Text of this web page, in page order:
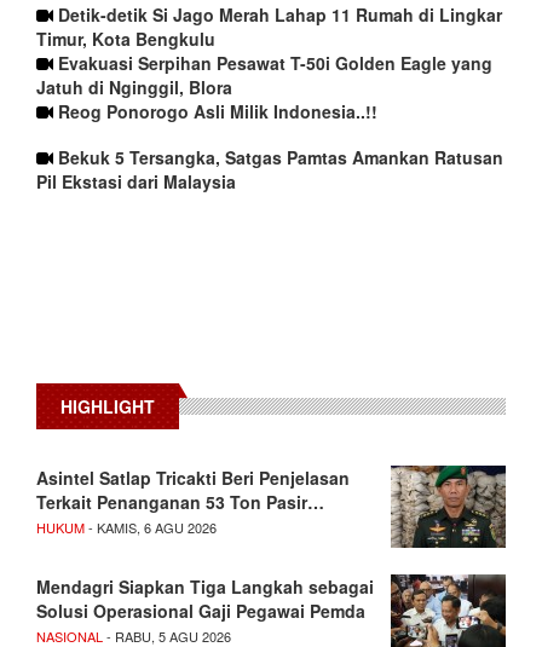
Detik-detik Si Jago Merah Lahap 11 Rumah di Lingkar
Timur, Kota Bengkulu
Evakuasi Serpihan Pesawat T-50i Golden Eagle yang
Jatuh di Nginggil, Blora
Reog Ponorogo Asli Milik Indonesia..!!
Bekuk 5 Tersangka, Satgas Pamtas Amankan Ratusan
Pil Ekstasi dari Malaysia
HIGHLIGHT
Asintel Satlap Tricakti Beri Penjelasan
Terkait Penanganan 53 Ton Pasir…
HUKUM- KAMIS, 6 AGU 2026
Mendagri Siapkan Tiga Langkah sebagai
Solusi Operasional Gaji Pegawai Pemda
NASIONAL - RABU, 5 AGU 2026